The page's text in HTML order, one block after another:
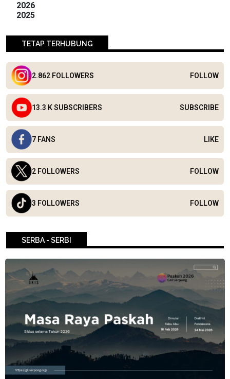
2026
2025
TETAP TERHUBUNG
2.862 FOLLOWERS FOLLOW
13.3 K SUBSCRIBERS SUBSCRIBE
7 FANS LIKE
2 FOLLOWERS FOLLOW
3 FOLLOWERS FOLLOW
SERBA - SERBI